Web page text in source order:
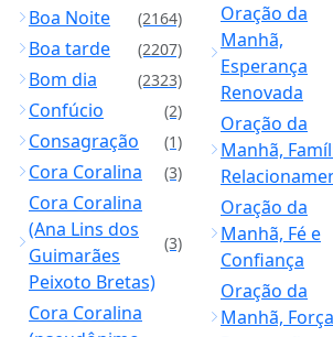
Boa Noite (2164)
Boa tarde (2207)
Bom dia (2323)
Confúcio (2)
Consagração (1)
Cora Coralina (3)
Cora Coralina
(Ana Lins dos
Guimarães
Peixoto Bretas)
(3)
Cora Coralina
Oração da
Manhã,
Esperança
Renovada
Oração da
Manhã,
Oração da
Manhã, Fé e
Confiança
Oração da
Manhã,